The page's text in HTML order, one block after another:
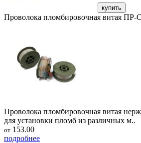
купить
Проволока пломбировочная витая ПР-
Проволока пломбировочная витая
для установки пломб из различных м..
от 153.00
подробнее